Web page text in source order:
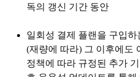
독의 갱신 기간 동안
일회성 결제 플랜을 구입하
(재량에 따라) 그 이후에도
정책에 따라 규정된 추가